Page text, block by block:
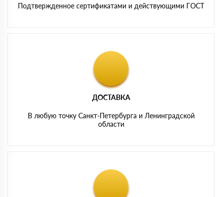
Подтвержденное сертификатами и действующими ГОСТ
ДОСТАВКА
В любую точку Санкт-Петербурга и Ленинградской
области